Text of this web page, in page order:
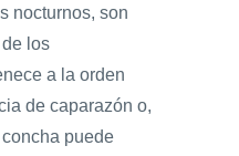
nocturnos, son
los
a la orden
de caparazón o,
puede